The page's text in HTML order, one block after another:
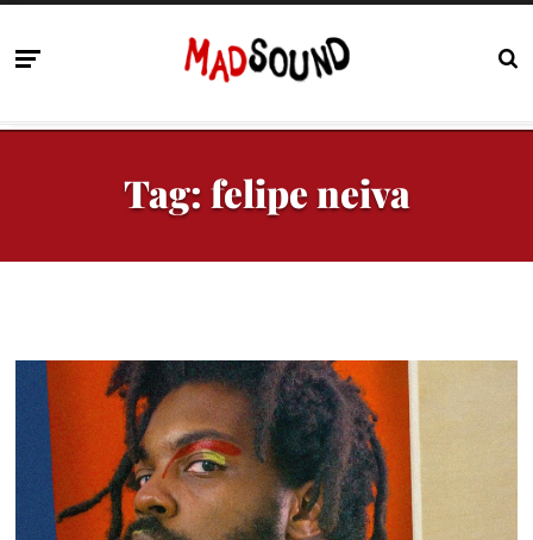
Tag: felipe neiva